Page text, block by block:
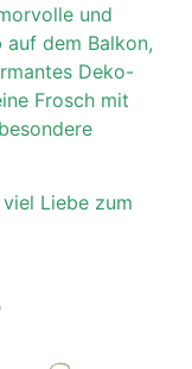
und
dem Balkon,
Deko-
Frosch mit
Liebe zum